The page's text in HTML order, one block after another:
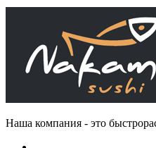
Наша компания - это